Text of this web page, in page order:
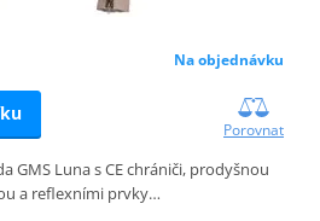
Na objednávku
Porovnat
GMS Luna s CE chrániči, prodyšnou
a reflexními prvky…